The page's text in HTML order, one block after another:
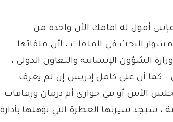
أقول له امامك الأن واحدة من
البحث في الملفات ، لأن ملفاتها
الشؤون الإنسانية والتعاون الدولي ،
– كما أن على كامل إدريس إن لم يعرف
الأمن أو في حواري أم درمان وزقاقات
، سيجد سيرتها العطرة التي تؤهلها بأدارة